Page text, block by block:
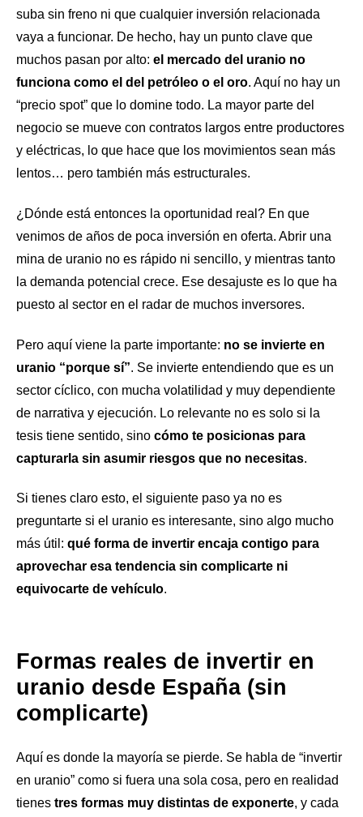
suba sin freno ni que cualquier inversión relacionada
vaya a funcionar. De hecho, hay un punto clave que
muchos pasan por alto: el mercado del uranio no
funciona como el del petróleo o el oro. Aquí no hay un
“precio spot” que lo domine todo. La mayor parte del
negocio se mueve con contratos largos entre productores
y eléctricas, lo que hace que los movimientos sean más
lentos… pero también más estructurales.
¿Dónde está entonces la oportunidad real? En que
venimos de años de poca inversión en oferta. Abrir una
mina de uranio no es rápido ni sencillo, y mientras tanto
la demanda potencial crece. Ese desajuste es lo que ha
puesto al sector en el radar de muchos inversores.
Pero aquí viene la parte importante: no se invierte en
uranio “porque sí”. Se invierte entendiendo que es un
sector cíclico, con mucha volatilidad y muy dependiente
de narrativa y ejecución. Lo relevante no es solo si la
tesis tiene sentido, sino cómo te posicionas para
capturarla sin asumir riesgos que no necesitas.
Si tienes claro esto, el siguiente paso ya no es
preguntarte si el uranio es interesante, sino algo mucho
más útil: qué forma de invertir encaja contigo para
aprovechar esa tendencia sin complicarte ni
equivocarte de vehículo.
Formas reales de invertir en
uranio desde España (sin
complicarte)
Aquí es donde la mayoría se pierde. Se habla de “invertir
en uranio” como si fuera una sola cosa, pero en realidad
tienes tres formas muy distintas de exponerte, y cada